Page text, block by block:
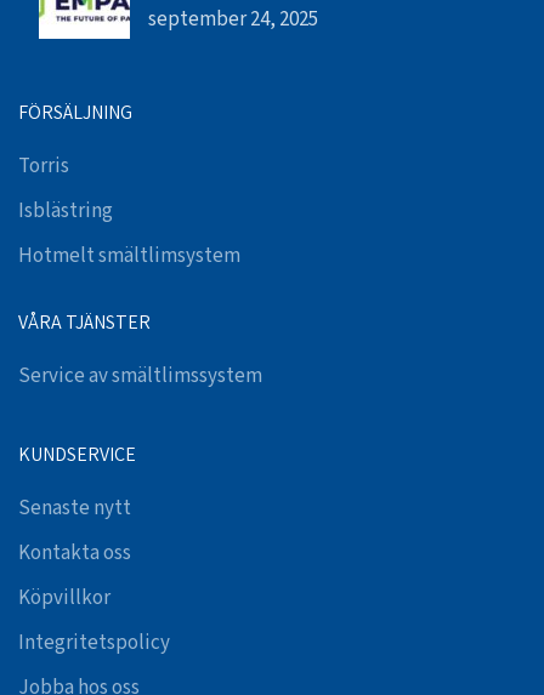
september 24, 2025
FÖRSÄLJNING
Torris
Isblästring
Hotmelt smältlimsystem
VÅRA TJÄNSTER
Service av smältlimssystem
KUNDSERVICE
Senaste nytt
Kontakta oss
Köpvillkor
Integritetspolicy
Jobba hos oss